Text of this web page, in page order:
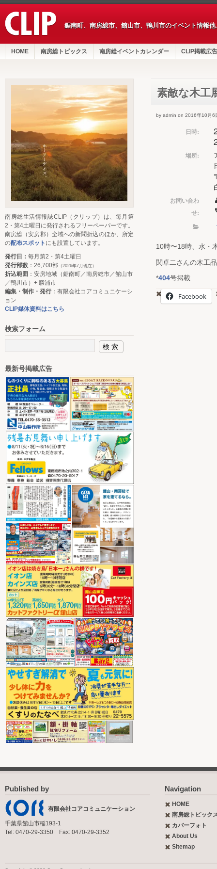
鋸南町、南房総市、館山市、鴨川市のイベント情報
HOME 南房総トピックス 南房総イベントカレンダー CLIP掲載広告
素敵な木工
by admin on 2016年10月6
日時:
場所:
お問い合わ
せ:
10時〜18時、水・
関卓二さんの木工
*404号掲載
Facebook
南房総生活情報誌CLIP（クリップ）は、毎月第
2・第4土曜日に発行されるフリーペーパーです。
南房総（安房郡）全域への新聞折込のほか、所定
の配布スポット にも設置しています。
発行日： 毎月第2・第4土曜日
発行部数 ：26,700部 （2026年7月現在）
折込範囲 ：安房地域（鋸南町／南房総市／館山市
／鴨川市）+ 勝浦市
編集・制作・発行：有限会社コアコミュニケーシ
ョン
CLIP媒体資料はこちら
検索フォーム
最新号掲載広告
Published by
有限会社コアコミュニケーション
千葉県館山市稲193-1
Tel: 0470-29-3350 Fax: 0470-29-3352
Navigation
HOME
南房総トピック
カバーフォト
About Us
Sitemap